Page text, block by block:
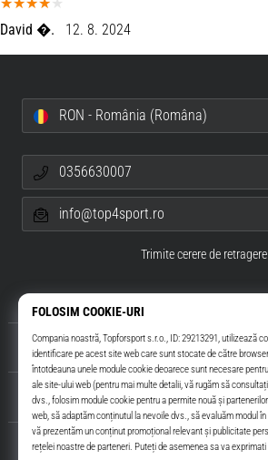
David �. 12. 8. 2024
Despre noi
Servicii clienți
RON - România (Româna)
0356630007
info@top4sport.ro
Trimite cerere de retragere